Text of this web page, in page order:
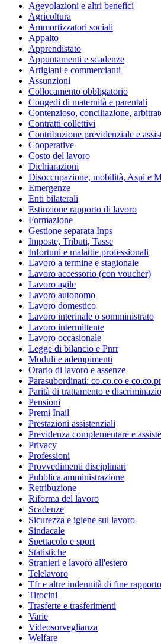
Agevolazioni e altri benefici
Agricoltura
Ammortizzatori sociali
Appalto
Apprendistato
Appuntamenti e scadenze
Artigiani e commercianti
Assunzioni
Collocamento obbligatorio
Congedi di maternità e parentali
Contenzioso, conciliazione,
Contratti collettivi
Contribuzione previdenziale e
Cooperative
Costo del lavoro
Dichiarazioni
Disoccupazione, mobilità, Aspi e
Emergenze
Enti bilaterali
Estinzione rapporto di lavoro
Formazione
Gestione separata Inps
Imposte, Tributi, Tasse
Infortuni e malattie professionali
Lavoro a termine e stagionale
Lavoro accessorio (con voucher)
Lavoro agile
Lavoro autonomo
Lavoro domestico
Lavoro interinale o somministrato
Lavoro intermittente
Lavoro occasionale
Legge di bilancio e Pnrr
Moduli e adempimenti
Orario di lavoro e assenze
Parasubordinati: co.co.co e
Parità di trattamento e
Pensioni
Premi Inail
Prestazioni assistenziali
Previdenza complementare e
Privacy
Professioni
Provvedimenti disciplinari
Pubblica amministrazione
Retribuzione
Riforma del lavoro
Scadenze
Sicurezza e igiene sul lavoro
Sindacale
Spettacolo e sport
Statistiche
Stranieri e lavoro all'estero
Telelavoro
Tfr e altre indennità di fine rapporto
Tirocini
Trasferte e trasferimenti
Varie
Videosorveglianza
Welfare